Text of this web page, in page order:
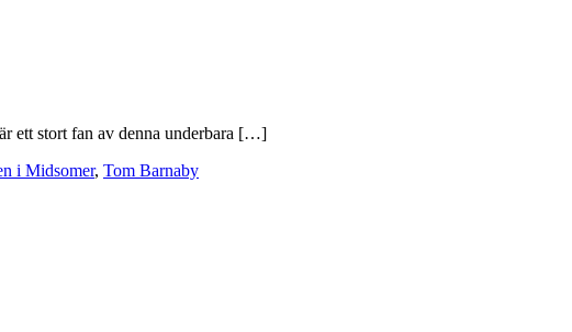
ett stort fan av denna underbara […]
i Midsomer, Tom Barnaby